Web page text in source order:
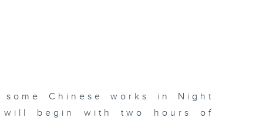
Chinese works in Night
will begin with two hours of